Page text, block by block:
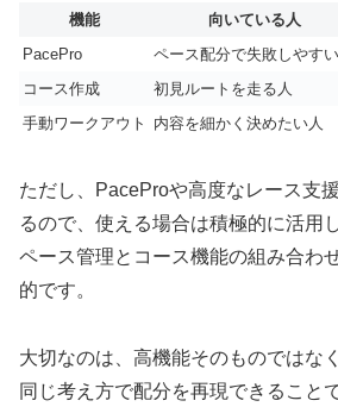
機能 向いている人
PacePro
ペース配分で失敗しやす
コース作成
初見ルートを走る人
手動ワークアウト
内容を細かく決めたい人
ただし、PaceProや高度なレース支
るので、使える場合は積極的に活用
ペース管理とコース機能の組み合わ
的です。
大切なのは、高機能そのものではな
同じ考え方で配分を再現できること